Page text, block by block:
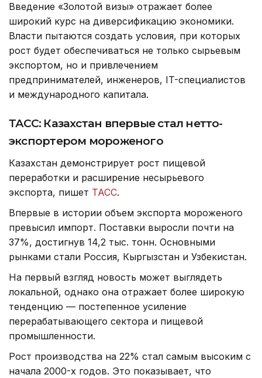
Введение «Золотой визы» отражает более
широкий курс на диверсификацию экономики.
Власти пытаются создать условия, при которых
рост будет обеспечиваться не только сырьевым
экспортом, но и привлечением
предпринимателей, инженеров, IT-специалистов
и международного капитала.
ТАСС: Казахстан впервые стал нетто-
экспортером мороженого
Казахстан демонстрирует рост пищевой
переработки и расширение несырьевого
экспорта, пишет ТАСС.
Впервые в истории объем экспорта мороженого
превысил импорт. Поставки выросли почти на
37%, достигнув 14,2 тыс. тонн. Основными
рынками стали Россия, Кыргызстан и Узбекистан.
На первый взгляд новость может выглядеть
локальной, однако она отражает более широкую
тенденцию — постепенное усиление
перерабатывающего сектора и пищевой
промышленности.
Рост производства на 22% стал самым высоким с
начала 2000-х годов. Это показывает, что